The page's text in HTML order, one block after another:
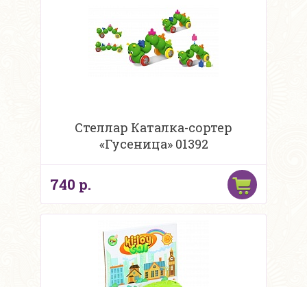
Стеллар Каталка-сортер
«Гусеница» 01392
740 р.